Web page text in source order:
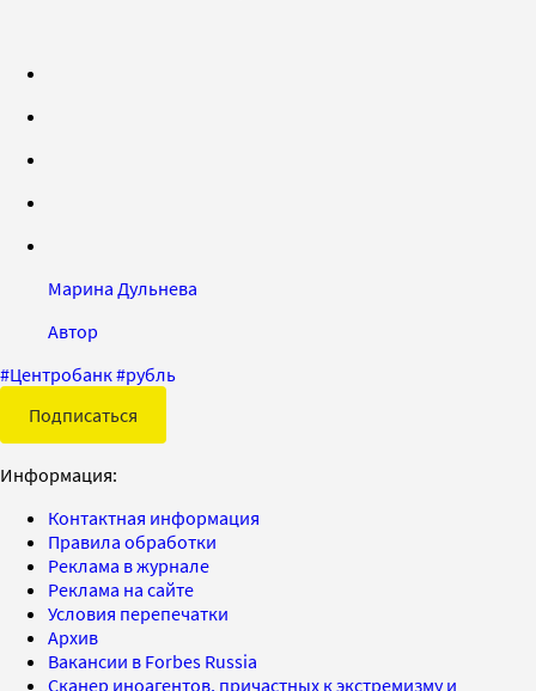
Марина Дульнева
Автор
#Центробанк#рубль
Подписаться
Информация:
Контактная информация
Правила обработки
Реклама в журнале
Реклама на сайте
Условия перепечатки
Архив
Вакансии в Forbes Russia
Сканер иноагентов, причастных к экстремизму и